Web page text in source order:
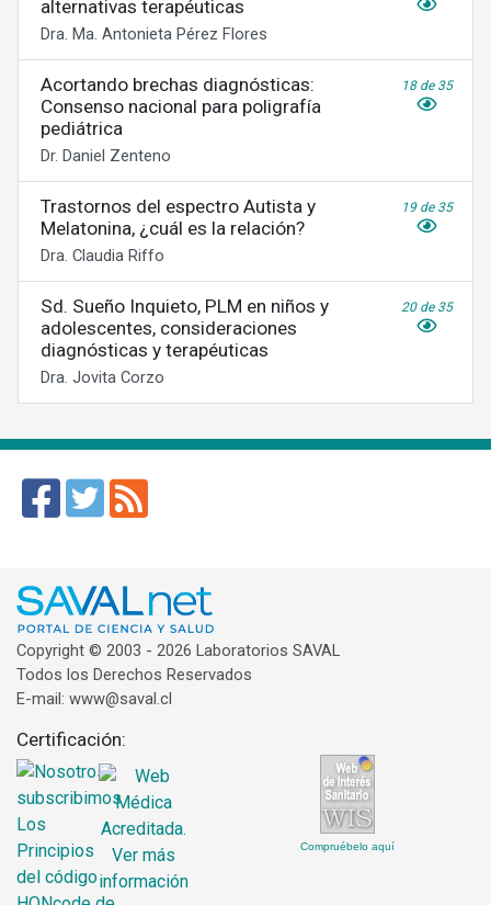
alternativas terapéuticas
Dra. Ma. Antonieta Pérez Flores
Acortando brechas diagnósticas:
Consenso nacional para poligrafía
pediátrica
18 de 35
Dr. Daniel Zenteno
Trastornos del espectro Autista y
Melatonina, ¿cuál es la relación?
19 de 35
Dra. Claudia Riffo
Sd. Sueño Inquieto, PLM en niños y
adolescentes, consideraciones
diagnósticas y terapéuticas
20 de 35
Dra. Jovita Corzo
Copyright © 2003 - 2026 Laboratorios SAVAL
Todos los Derechos Reservados
E-mail: www@saval.cl
Certificación:
Compruébelo aquí